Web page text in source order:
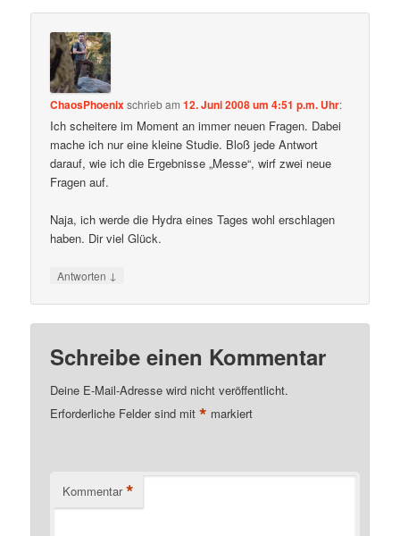
ChaosPhoenixschriebam12. Juni 2008 um 4:51 p.m. Uhr:
Ich scheitere im Moment an immer neuen Fragen. Dabei
mache ich nur eine kleine Studie. Bloß jede Antwort
darauf, wie ich die Ergebnisse „Messe“, wirf zwei neue
Fragen auf.
Naja, ich werde die Hydra eines Tages wohl erschlagen
haben. Dir viel Glück.
Antworten ↓
Schreibe einen Kommentar
Deine E-Mail-Adresse wird nicht veröffentlicht.
Erforderliche Felder sind mit* markiert
Kommentar *